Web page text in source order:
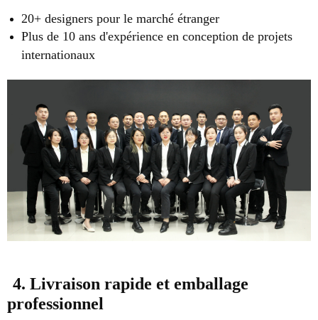
20+ designers pour le marché étranger
Plus de 10 ans d'expérience en conception de projets
internationaux
4. Livraison rapide et emballage
professionnel